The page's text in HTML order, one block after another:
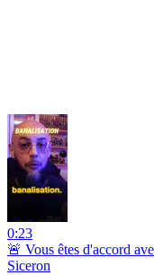
0:23
🚨 Vous êtes d'accord
Siceron